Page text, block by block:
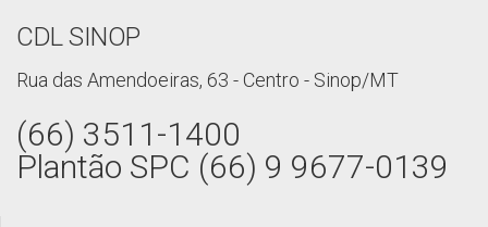
CDL SINOP
Rua das Amendoeiras, 63 - Centro - Sinop/MT
(66) 3511-1400
Plantão SPC (66) 9 9677-0139